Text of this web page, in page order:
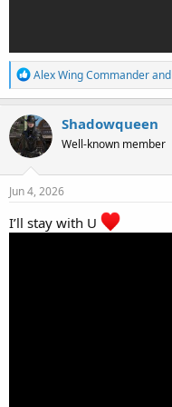
R
e
a
c
t
i
o
n
s
Alex Wing Commanderand
Shadowqueen
Well-known member
Jun 4, 2026
I’ll stay with U